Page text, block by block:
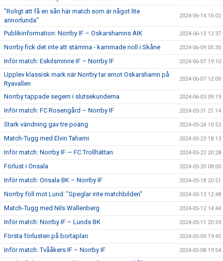
"Roligt att få en sån här match som är något lite
annorlunda"
2024-06-14 16:02
Publikinformation: Norrby IF – Oskarshamns AIK 2024-06-13 12:37
Norrby fick det inte att stämma - kammade noll i Skåne 2024-06-09 05:30
Inför match: Eskilsminne IF – Norrby IF 2024-06-07 19:10
Upplev klassisk mark när Norrby tar emot Oskarshamn på
Ryavallen
2024-06-07 12:00
Norrby tappade segern i slutsekunderna 2024-06-03 09:19
Inför match: FC Rosengård – Norrby IF 2024-05-31 21:14
Stark vändning gav tre poäng 2024-05-24 10:52
Match-Tugg med Elvin Tahami 2024-05-23 18:13
Inför match: Norrby IF — FC Trollhättan 2024-05-22 20:28
Förlust i Onsala 2024-05-20 08:00
Inför match: Onsala BK – Norrby IF 2024-05-18 20:51
Norrby föll mot Lund: "Speglar inte matchbilden" 2024-05-13 12:48
Match-Tugg med Nils Wallenberg 2024-05-12 14:44
Inför match: Norrby IF – Lunds BK 2024-05-11 20:59
Första förlusten på bortaplan 2024-05-09 19:45
Inför match: Tvååkers IF – Norrby IF 2024-05-08 19:54